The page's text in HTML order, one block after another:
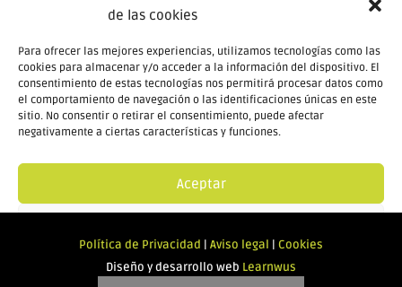
de las cookies
Para ofrecer las mejores experiencias, utilizamos tecnologías como las
cookies para almacenar y/o acceder a la información del dispositivo. El
consentimiento de estas tecnologías nos permitirá procesar datos como
el comportamiento de navegación o las identificaciones únicas en este
sitio. No consentir o retirar el consentimiento, puede afectar
negativamente a ciertas características y funciones.
Aceptar
Ver preferencias
Política de Privacidad | Aviso legal | Cookies
Diseño y desarrollo web Learnwus